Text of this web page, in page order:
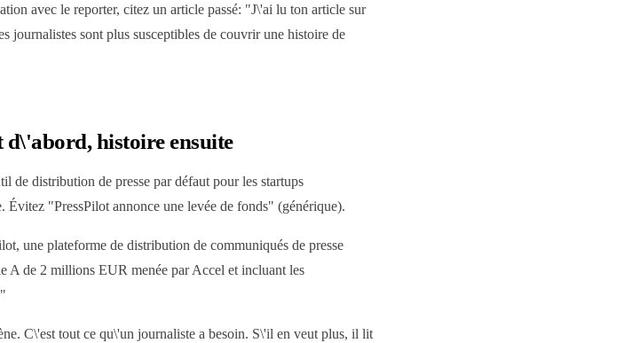
avec le reporter, citez un article passé: "J\'ai lu ton article sur
journalistes sont plus susceptibles de couvrir une histoire de
histoire ensuite
distribution de presse par défaut pour les startups
"PressPilot annonce une levée de fonds" (générique).
une plateforme de distribution de communiqués de presse
A de 2 millions EUR menée par Accel et incluant les
C\'est tout ce qu\'un journaliste a besoin. S\'il en veut plus, il lit